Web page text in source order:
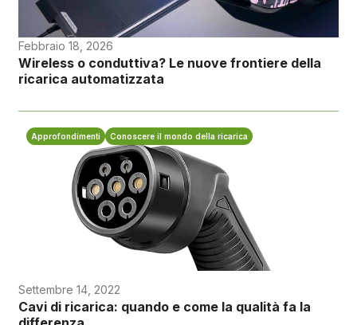
Febbraio 18, 2026
Wireless o conduttiva? Le nuove frontiere della
ricarica automatizzata
Approfondimenti Conoscere il mondo della ricarica
Settembre 14, 2022
Cavi di ricarica: quando e come la qualità fa la